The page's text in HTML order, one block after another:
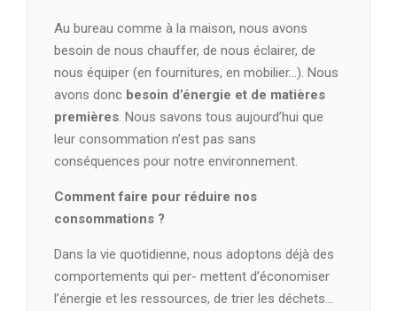
Au bureau comme à la maison, nous avons
besoin de nous chauffer, de nous éclairer, de
nous équiper (en fournitures, en mobilier…). Nous
avons donc besoin d’énergie et de matières
premières . Nous savons tous aujourd’hui que
leur consommation n’est pas sans
conséquences pour notre environnement.
Comment faire pour réduire nos
consommations ?
Dans la vie quotidienne, nous adoptons déjà des
comportements qui per- mettent d’économiser
l’énergie et les ressources, de trier les déchets…